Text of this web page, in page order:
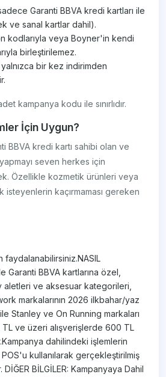
Garanti BBVA kredi kartları ile
ve sanal kartlar dahil).
kodlarıyla veya Boyner'in kendi
birleştirilemez.
bir kez indirimden
kampanya kodu ile sınırlıdır.
İçin Uygun?
BBVA kredi kartı sahibi olan ve
seven herkes için
Özellikle kozmetik ürünleri veya
kaçırmaması gereken
faydalanabilirsiniz.NASIL
Garanti BBVA kartlarına özel,
ve aksesuar kategorileri,
markalarının 2026 ilkbahar/yaz
Stanley ve On Running markaları
ve üzeri alışverişlerde 600 TL
dahilindeki işlemlerin
kullanılarak gerçekleştirilmiş
BİLGİLER: Kampanyaya Dahil